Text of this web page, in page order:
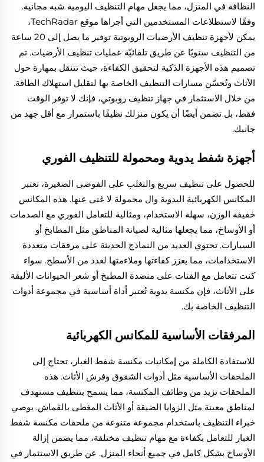
النظافة في المنزل، مما يجعل مهام التنظيف اليومية شبه مجانية.
وفقًا لاستطلاعات المستخدمين التي أجراها موقع TechRadar،
يمكن لأجهزة تنظيف الأرضيات الروبوتية توفير ما يصل إلى 20 ساعة
من التنظيف سنويًا عن طريق تلقائيّة عمليات تنظيف الأرضيات. تم
تصميم هذه الأجهزة الذكية لتحقيق الكفاءة، حيث تتنقل بمهارة حول
الأثاث وتُحسّن مسارات التنظيف الخاصة بها لتقليل استهلاك الطاقة.
من خلال الاستثمار في جهاز تنظيف روبوتي، فإنك لا توفر الوقت
فقط، بل تضمن أيضًا أن يكون منزلك نظيفًا باستمرار مع أقل جهد من
جانبك.
أجهزة شفط يدوية ومحمولة للتنظيف الفوري
للحصول على تنظيف سريع والتغلب على الفوضى الصغيرة، تعتبر
المكانس الكهربائية اليدوية وال محمولة لا غنى عنها. هذه المكانس
خفيفة الوزن، سهلة الاستخدام، ومثالية للتعامل الفوري مع الصدمات
أو الأوساخ، مما يجعلها مثالية لصيانة المناطق مثل المطابخ أو
السيارات. تحتوي العديد من النماذج الحديثة على مرفقات متعددة
الاستخدامات، مما يعزز كفاءتها وملاءمتها لعدد من الأسطح. سواء
كنت تتعامل مع الفتات على منضدة المطبخ أو شعر الحيوانات الأليفة
على الأثاث، فإن مكنسة يدوية تُعتبر أداة أساسية في مجموعة أدوات
التنظيف الخاصة بك.
المرفقات الأساسية للمكانس الكهربائية
للاستفادة الكاملة من إمكانيات مكنسة شفط الغبار، تحتاج إلى
الملحقات الأساسية مثل أدوات الشقوق وفرش الأثاث. هذه
الملحقات تزيد من وظائف المكنسة، مما يسمح بتنظيف مستهدف
لمناطق معينة مثل الزوايا الضيقة أو الأثاث المغطى بالقماش. يوصي
خبراء التنظيف باستخدام مجموعة متنوعة من ملحقات مكنسة شفط
الغبار للتعامل بكفاءة مع مهام تنظيف مختلفة، مما يضمن إزالة
الأوساخ بشكل كامل في جميع أنحاء المنزل. عن طريق الاستثمار في